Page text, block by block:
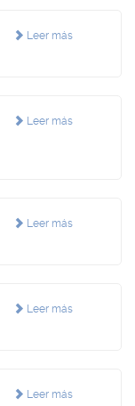
Leer más
Leer más
Leer más
Leer más
Leer más